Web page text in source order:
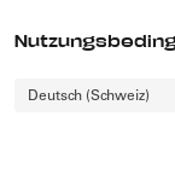
Choose
Deutsch (Schweiz)